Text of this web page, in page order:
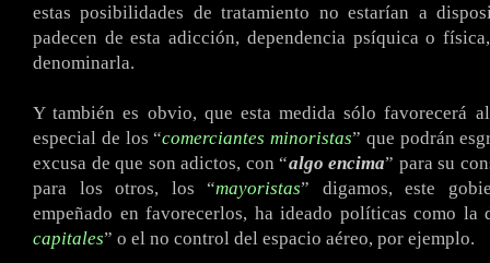
estas posibilidades de tratamiento no estarían a
padecen de esta adicción, dependencia psíquica o
denominarla.
Y también es obvio, que esta medida sólo favorecerá
especial de los “comerciantes minoristas” que podrán
excusa de que son adictos, con “algo encima” para su
para los otros, los “mayoristas” digamos, este
empeñado en favorecerlos, ha ideado políticas como la
capitales” o el no control del espacio aéreo, por ejemplo.